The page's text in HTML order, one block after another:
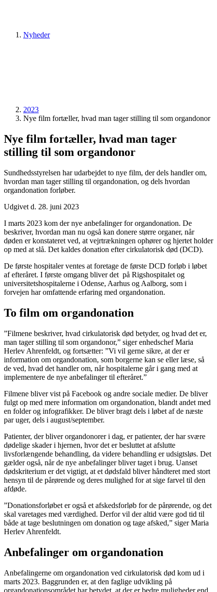
Nyheder
2023
Nye film fortæller, hvad man tager stilling til som organdonor
Nye film fortæller, hvad man tager
stilling til som organdonor
Sundhedsstyrelsen har udarbejdet to nye film, der dels handler om,
hvordan man tager stilling til organdonation, og dels hvordan
organdonation forløber.
Udgivet d. 28. juni 2023
I marts 2023 kom der nye anbefalinger for organdonation. De
beskriver, hvordan man nu også kan donere større organer, når
døden er konstateret ved, at vejrtrækningen ophører og hjertet holder
op med at slå. Det kaldes donation efter cirkulatorisk død (DCD).
De første hospitaler ventes at foretage de første DCD forløb i løbet
af efteråret. I første omgang bliver det på Rigshospitalet og
universitetshospitalerne i Odense, Aarhus og Aalborg, som i
forvejen har omfattende erfaring med organdonation.
To film om organdonation
”Filmene beskriver, hvad cirkulatorisk død betyder, og hvad det er,
man tager stilling til som organdonor,” siger enhedschef Maria
Herlev Ahrenfeldt, og fortsætter: ”Vi vil gerne sikre, at der er
information om organdonation, som borgerne kan se eller læse, så
de ved, hvad det handler om, når hospitalerne går i gang med at
implementere de nye anbefalinger til efteråret.”
Filmene bliver vist på Facebook og andre sociale medier. De bliver
fulgt op med mere information om organdonation, blandt andet med
en folder og infografikker. De bliver bragt dels i løbet af de næste
par uger, dels i august/september.
Patienter, der bliver organdonorer i dag, er patienter, der har svære
dødelige skader i hjernen, hvor det er besluttet at afslutte
livsforlængende behandling, da videre behandling er udsigtsløs. Det
gælder også, når de nye anbefalinger bliver taget i brug. Uanset
dødskriterium er det vigtigt, at et dødsfald bliver håndteret med stort
hensyn til de pårørende og deres mulighed for at sige farvel til den
afdøde.
”Donationsforløbet er også et afskedsforløb for de pårørende, og det
skal varetages med værdighed. Derfor vil der altid være god tid til
både at tage beslutningen om donation og tage afsked,” siger Maria
Herlev Ahrenfeldt.
Anbefalinger om organdonation
Anbefalingerne om organdonation ved cirkulatorisk død kom ud i
marts 2023. Baggrunden er, at den faglige udvikling på
organdonationsområdet har betydet, at der er bedre muligheder end